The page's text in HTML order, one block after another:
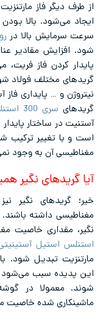
از طرف دیگر فاز
ایجاد می‌شود. بالا
سرعت سرمایش بالا در
شود. افزایش مقادیر
پایدار کردن فاز
گریدهای مختلف فولاد
نیتروژن و … پایداری
گریدهای سری 300 استنلس استیل
آستنیت در ساختار
است و با تغییر ترکیب
مغناطیسی آن به وجود
آیا گریدهای نگیر
خیر؛ گریدهای نگیر
مغناطیسی داشته
نگیر، مقداری خاصیت
استنلس استیل
مارتنزیت تبدیل شود.
این پدیده سبب می‌شود
شوند. معمولا در
ماشینکاری شده خاصیت